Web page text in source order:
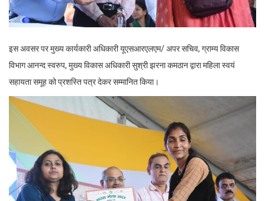
इस अवसर पर मुख्य कार्यकारी अधिकारी यूएसआरएलएम/ अपर सचिव, ग्राम्य विकास
विभाग आनन्द स्वरुप, मुख्य विकास अधिकारी सुश्री झरना कमठान द्वारा महिला स्वयं
सहायता समूह को प्रशस्ति पत्र देकर सम्मानित किया।